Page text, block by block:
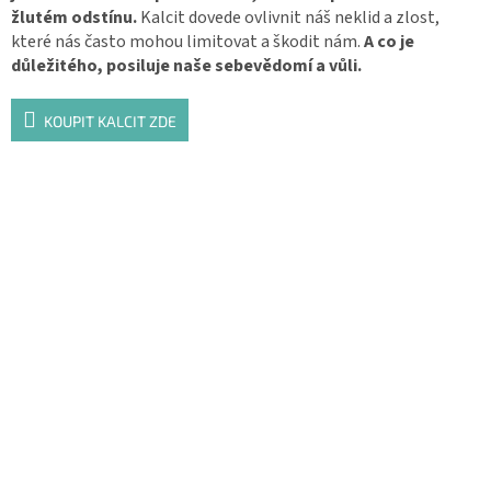
žlutém odstínu.Kalcit dovede ovlivnit náš neklid a zlost,
které nás často mohou limitovat a škodit nám.A co je
důležitého, posiluje naše sebevědomí a vůli.
KOUPIT KALCIT ZDE